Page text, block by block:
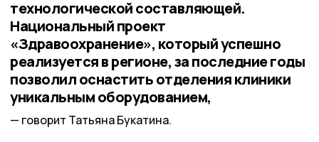
технологической составляющей.
Национальный проект
«Здравоохранение», который успешно
реализуется в регионе, за последние годы
позволил оснастить отделения клиники
уникальным оборудованием,
говорит Татьяна Букатина.